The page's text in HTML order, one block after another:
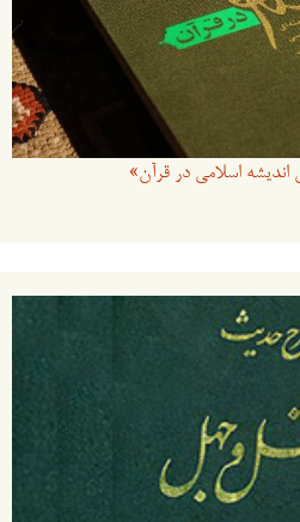
اسلامی در قرآن»